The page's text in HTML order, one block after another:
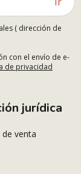
( dirección de
con el envío de e-
de privacidad
jurídica
venta